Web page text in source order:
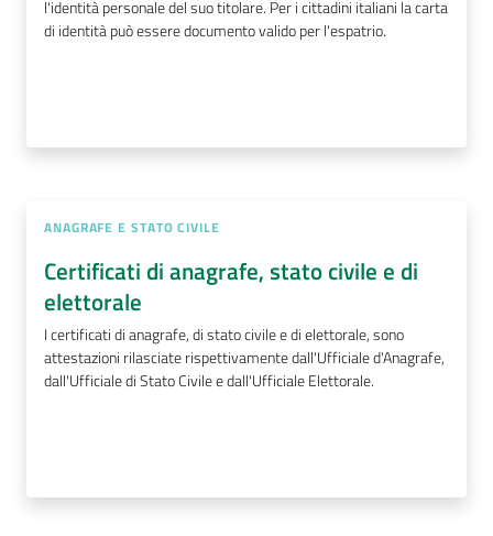
l'identità personale del suo titolare. Per i cittadini italiani la carta
di identità può essere documento valido per l'espatrio.
ANAGRAFE E STATO CIVILE
Certificati di anagrafe, stato civile e di
elettorale
I certificati di anagrafe, di stato civile e di elettorale, sono
attestazioni rilasciate rispettivamente dall'Ufficiale d'Anagrafe,
dall'Ufficiale di Stato Civile e dall'Ufficiale Elettorale.